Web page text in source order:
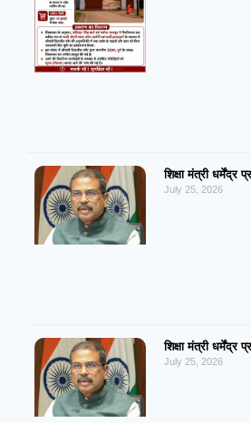
शिक्षा मंत्री धर्मेंद्र
July 25, 2026
शिक्षा मंत्री धर्मेंद्र
July 25, 2026